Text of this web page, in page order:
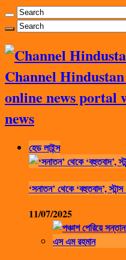
Channel
online news portal
news
হেড লাইন্স
‘সনাতন’ থেকে ‘বহুতবাদ’,
11/07/2025